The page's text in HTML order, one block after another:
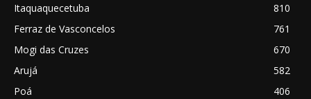
Itaquaquecetuba
810
Ferraz de Vasconcelos
761
Mogi das Cruzes
670
Arujá
582
Poá
406